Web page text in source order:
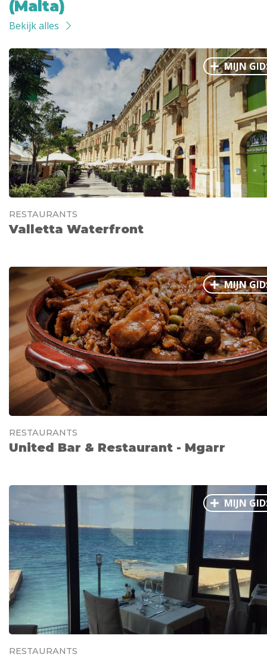
(Malta)
Bekijk alles
MIJN
RESTAURANTS
Valletta Waterfront
MIJN
RESTAURANTS
United Bar & Restaurant - Mgarr
MIJN
RESTAURANTS